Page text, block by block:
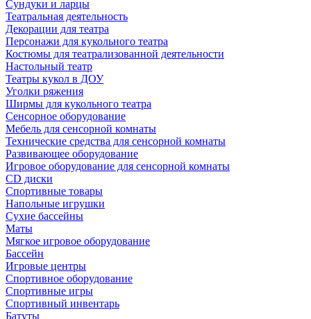
Сундуки и ларцы
Театральная деятельность
Декорации для театра
Персонажи для кукольного театра
Костюмы для театрализованной деятельности
Настольный театр
Театры кукол в ДОУ
Уголки ряжения
Ширмы для кукольного театра
Сенсорное оборудование
Мебель для сенсорной комнаты
Технические средства для сенсорной комнаты
Развивающее оборудование
Игровое оборудование для сенсорной комнаты
CD диски
Спортивные товары
Напольные игрушки
Сухие бассейны
Маты
Мягкое игровое оборудование
Бассейн
Игровые центры
Спортивное оборудование
Спортивные игры
Спортивный инвентарь
Батуты